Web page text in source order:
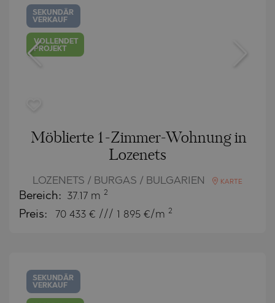
SEKUNDÄR
VERKAUF
VOLLENDET
PROJEKT
Möblierte 1-Zimmer-Wohnung in
Lozenets
LOZENETS / BURGAS / BULGARIEN KARTE
Bereich: 37.17 m 2
Preis: 70 433 € /// 1 895 €/m 2
SEKUNDÄR
VERKAUF